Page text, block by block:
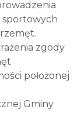
sportowych
zgody
położonej
Gminy